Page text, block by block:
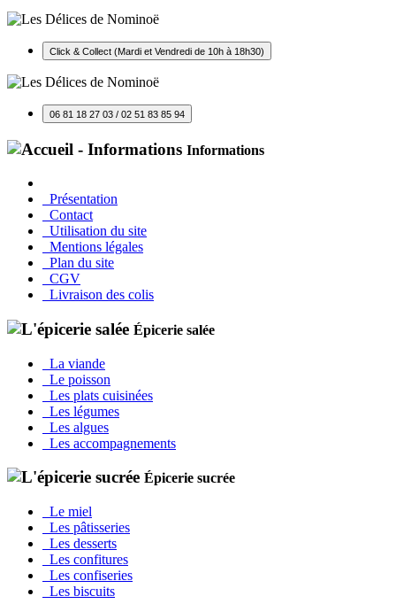
Click & Collect (Mardi et Vendredi de 10h à 18h30)
06 81 18 27 03 / 02 51 83 85 94
Informations
Présentation
Contact
Utilisation du site
Mentions légales
Plan du site
CGV
Livraison des colis
Épicerie salée
La viande
Le poisson
Les plats cuisinées
Les légumes
Les algues
Les accompagnements
Épicerie sucrée
Le miel
Les pâtisseries
Les desserts
Les confitures
Les confiseries
Les biscuits